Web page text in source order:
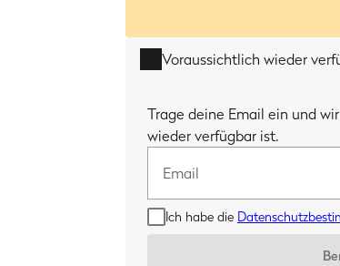
Voraussichtlich wieder
Trage deine Email ein und
wieder verfügbar ist.
Email
Ich habe die